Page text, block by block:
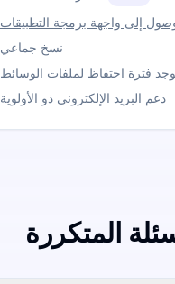
إلى واجهة برمجة التطبيقات
نسخ جماعي
فترة احتفاظ لملفات الوسائط
دعم البريد الإلكتروني ذو الأولوية
المتكررة